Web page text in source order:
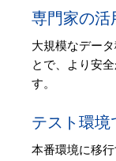
専門家の活
大規模なデー
とで、より安
す。
テスト環境
本番環境に移